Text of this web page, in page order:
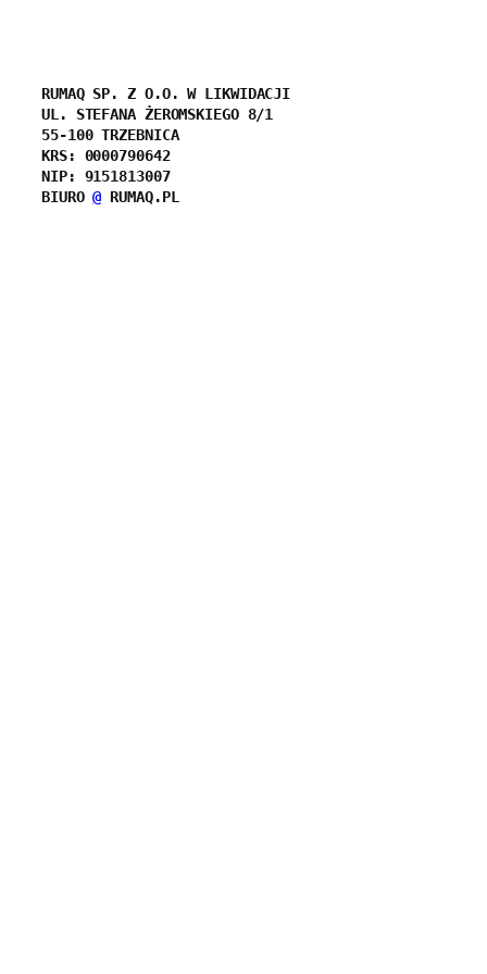
treściRUMAQ SP. Z O.O. W LIKWIDACJI
UL. STEFANA ŻEROMSKIEGO 8/1
55-100 TRZEBNICA
KRS: 0000790642
NIP: 9151813007
BIURO @ RUMAQ.PL